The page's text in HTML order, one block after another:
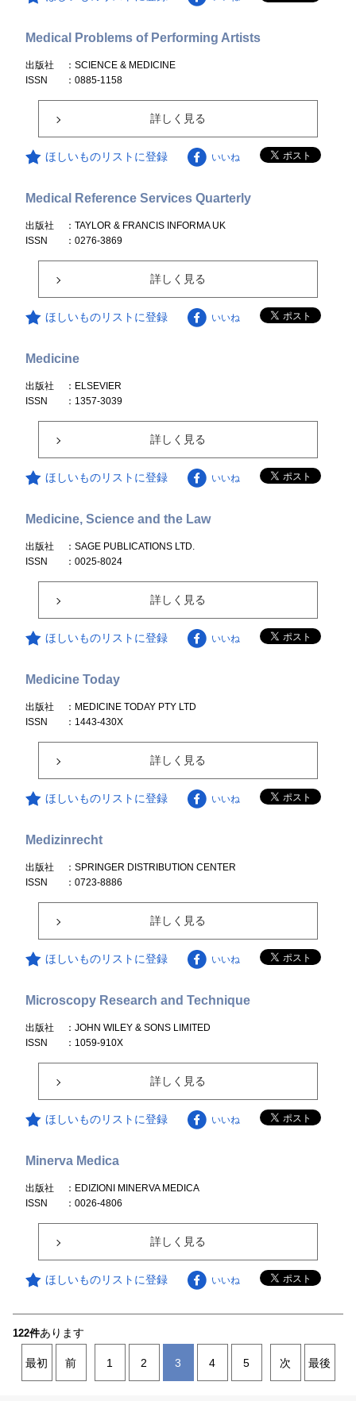
Medical Problems of Performing Artists
出版社
：SCIENCE & MEDICINE
ISSN
：0885-1158
詳しく見る
ほしいものリストに登録 いいね
Medical Reference Services Quarterly
出版社
：TAYLOR & FRANCIS INFORMA UK
ISSN
：0276-3869
詳しく見る
ほしいものリストに登録 いいね
Medicine
出版社
：ELSEVIER
ISSN
：1357-3039
詳しく見る
ほしいものリストに登録 いいね
Medicine, Science and the Law
出版社
：SAGE PUBLICATIONS LTD.
ISSN
：0025-8024
詳しく見る
ほしいものリストに登録 いいね
Medicine Today
出版社
：MEDICINE TODAY PTY LTD
ISSN
：1443-430X
詳しく見る
ほしいものリストに登録 いいね
Medizinrecht
出版社
：SPRINGER DISTRIBUTION CENTER
ISSN
：0723-8886
詳しく見る
ほしいものリストに登録 いいね
Microscopy Research and Technique
出版社
：JOHN WILEY & SONS LIMITED
ISSN
：1059-910X
詳しく見る
ほしいものリストに登録 いいね
Minerva Medica
出版社
：EDIZIONI MINERVA MEDICA
ISSN
：0026-4806
詳しく見る
ほしいものリストに登録 いいね
122件あります
最初 前 1 2 3 4 5 次 最後